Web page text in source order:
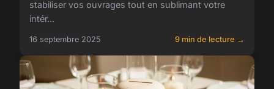
stabiliser vos ouvrages tout en sublimant votre
intér...
16 septembre 2025 9 min de lecture →